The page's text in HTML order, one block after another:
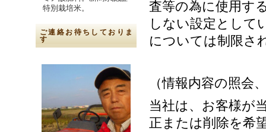
特別栽培米。
ご連絡お待ちしておりま
す
査等の為に使用す
しない設定として
については制限さ
（情報内容の照会
当社は、お客様が
正または削除を希